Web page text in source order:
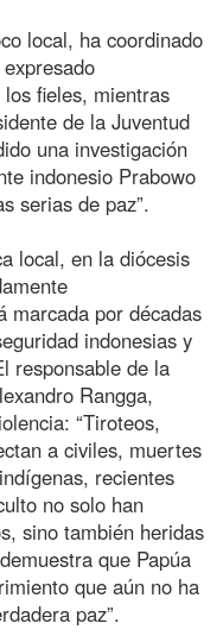
local, ha coordinado
fieles, mientras
de la Juventud
una investigación
indonesio Prabowo
serias de paz”.
local, en la diócesis
marcada por décadas
indonesias y
responsable de la
Rangga,
“Tiroteos,
a civiles, muertes
recientes
no solo han
sino también heridas
que Papúa
que aún no ha
paz”.